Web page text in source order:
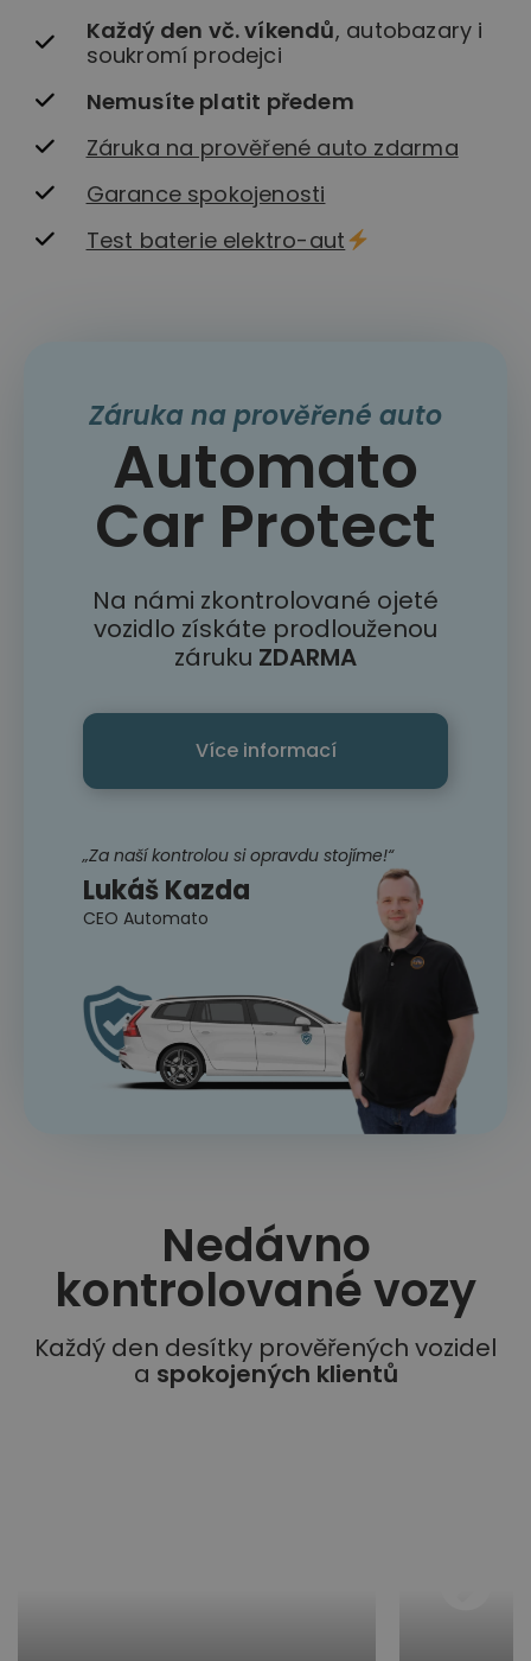
Každý den vč. víkendů, autobazary i
soukromí prodejci
Nemusíte platit předem
Záruka na prověřené auto zdarma
Garance spokojenosti
Test baterie elektro-aut
Záruka na prověřené auto
Automato
Car Protect
Na námi zkontrolované ojeté
vozidlo získáte prodlouženou
záruku ZDARMA
Více informací
„Za naší kontrolou si opravdu stojíme!“
Lukáš Kazda
CEO Automato
Nedávno
kontrolované vozy​
Každý den desítky prověřených vozidel
a spokojených klientů